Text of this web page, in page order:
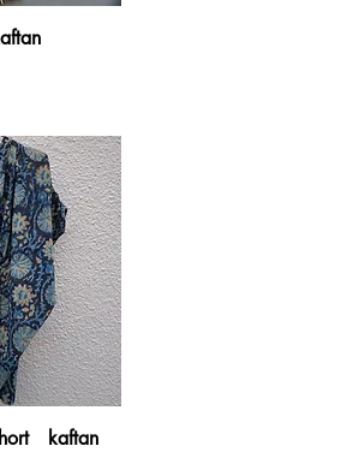
kaftan